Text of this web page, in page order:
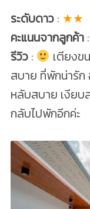
ระดับดาว: ★★
คะแนนจากลูกค้า
รีวิว:
เตียงข
สบาย ที่พักน่ารัก
หลับสบาย เงียบ
กลับไปพักอีกค่ะ